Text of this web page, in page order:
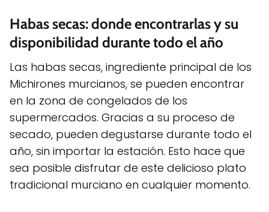
Habas secas: donde encontrarlas y su
disponibilidad durante todo el año
Las habas secas, ingrediente principal de los
Michirones murcianos, se pueden encontrar
en la zona de congelados de los
supermercados. Gracias a su proceso de
secado, pueden degustarse durante todo el
año, sin importar la estación. Esto hace que
sea posible disfrutar de este delicioso plato
tradicional murciano en cualquier momento.